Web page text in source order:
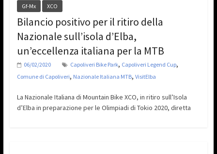
Gf-Mx XCO
Bilancio positivo per il ritiro della
Nazionale sull’isola d’Elba,
un’eccellenza italiana per la MTB
06/02/2020 Capoliveri Bike Park, Capoliveri Legend Cup,
Comune di Capoliveri, Nazionale Italiana MTB, VisitElba
La Nazionale Italiana di Mountain Bike XCO, in ritiro sull’Isola
d’Elba in preparazione per le Olimpiadi di Tokio 2020, diretta